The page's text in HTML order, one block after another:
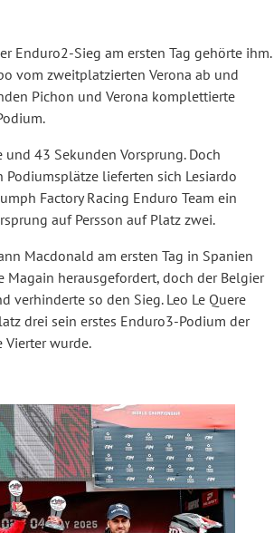
Enduro2-Sieg am ersten Tag gehörte ihm.
vom zweitplatzierten Verona ab und
Pichon und Verona komplettierte
43 Sekunden Vorsprung. Doch
lieferten sich Lesiardo
Factory Racing Enduro Team ein
auf Persson auf Platz zwei.
Macdonald am ersten Tag in Spanien
Magain herausgefordert, doch der Belgier
so den Sieg. Leo Le Quere
drei sein erstes Enduro3-Podium der
Vierter wurde.